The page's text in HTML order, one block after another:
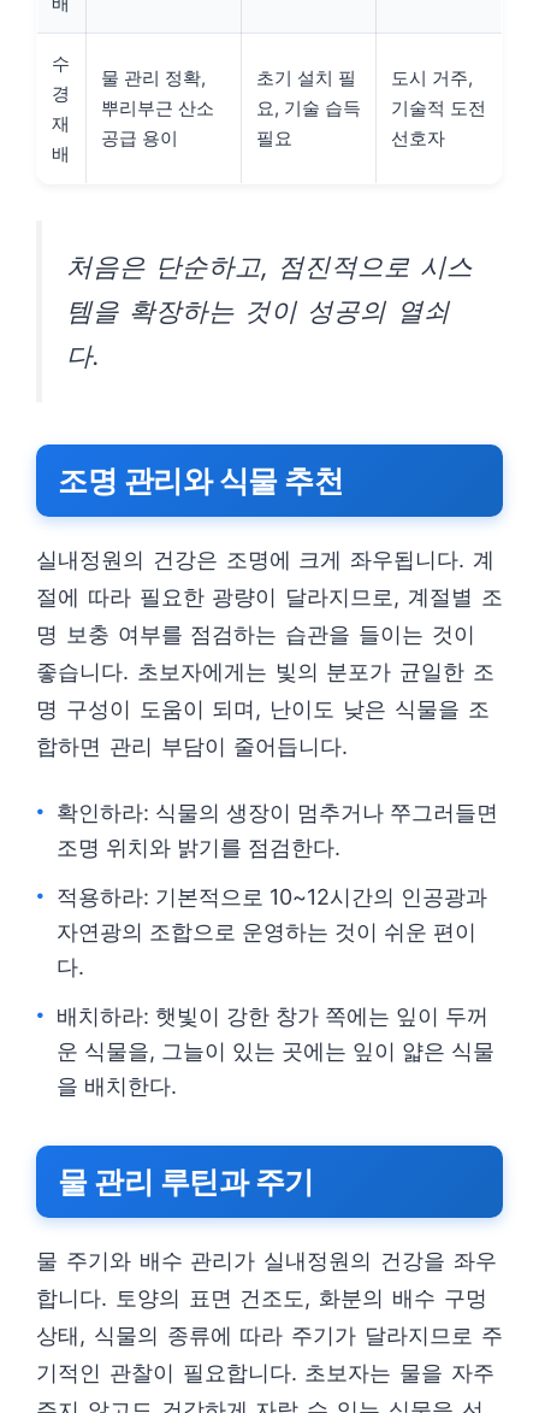
수
경
재
배
물 관리 정확,
뿌리부근 산소
공급 용이
초기 설치 필
요, 기술 습득
필요
도시 거주,
기술적 도전
선호자
처음은 단순하고, 점진적으로 시스
템을 확장하는 것이 성공의 열쇠
다.
조명 관리와 식물 추천
실내정원의 건강은 조명에 크게 좌우됩니다. 계
절에 따라 필요한 광량이 달라지므로, 계절별 조
명 보충 여부를 점검하는 습관을 들이는 것이
좋습니다. 초보자에게는 빛의 분포가 균일한 조
명 구성이 도움이 되며, 난이도 낮은 식물을 조
합하면 관리 부담이 줄어듭니다.
확인하라: 식물의 생장이 멈추거나 쭈그러들면
조명 위치와 밝기를 점검한다.
적용하라: 기본적으로 10~12시간의 인공광과
자연광의 조합으로 운영하는 것이 쉬운 편이
다.
배치하라: 햇빛이 강한 창가 쪽에는 잎이 두꺼
운 식물을, 그늘이 있는 곳에는 잎이 얇은 식물
을 배치한다.
물 관리 루틴과 주기
물 주기와 배수 관리가 실내정원의 건강을 좌우
합니다. 토양의 표면 건조도, 화분의 배수 구멍
상태, 식물의 종류에 따라 주기가 달라지므로 주
기적인 관찰이 필요합니다. 초보자는 물을 자주